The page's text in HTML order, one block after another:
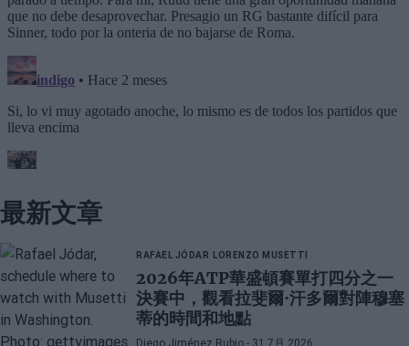
最新文章
RAFAEL JÓDAR LORENZO MUSETTI
2026年ATP華盛頓賽單打四分之一
決賽中，觀看拉斐爾·汗多爾對陣穆塞
蒂的時間和地點
Diego Jiménez Rubio - 31 7月 2026